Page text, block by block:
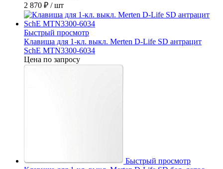
2 870 ₽ / шт
Быстрый просмотр
Клавиша для 1-кл. выкл. Merten D-Life SD антрацит
SchE MTN3300-6034
Цена по запросу
Быстрый просмотр